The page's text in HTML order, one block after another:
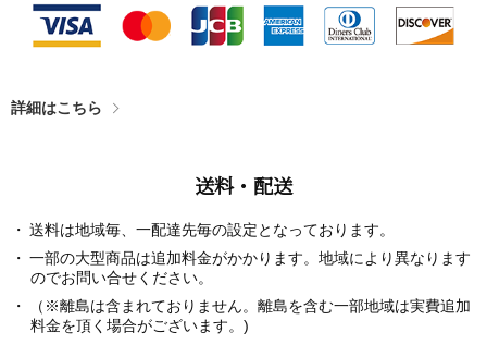
詳細はこちら
送料・配送
送料は地域毎、一配達先毎の設定となっております。
一部の大型商品は追加料金がかかります。地域により異なります
のでお問い合せください。
（※離島は含まれておりません。離島を含む一部地域は実費追加
料金を頂く場合がございます。)